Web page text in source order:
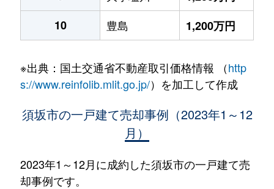
10
豊島 1,200万円
※出典：国土交通省不動産取引価格情報 （http
s://www.reinfolib.mlit.go.jp/）を加工して作成
須坂市の一戸建て売却事例（2023年1～12
月）
2023年1～12月に成約した須坂市の一戸建て売
却事例です。